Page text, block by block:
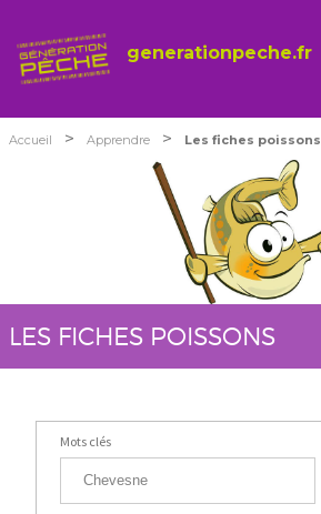
generationpeche.fr
Accueil > Apprendre > Les fiches poissons
LES FICHES POISSONS
Mots clés